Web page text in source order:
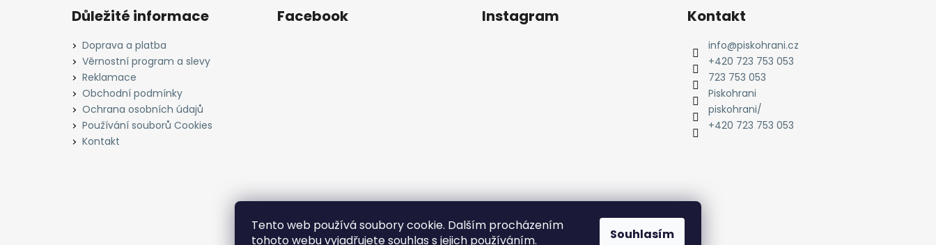
Tento web používá soubory cookie. Dalším procházením
tohoto webu vyjadřujete souhlas s jejich používáním.
Souhlasím
Důležité informace
Doprava a platba
Věrnostní program a slevy
Reklamace
Obchodní podmínky
Ochrana osobních údajů
Používání souborů Cookies
Kontakt
Facebook Instagram
Sledovat na Instagramu
Kontakt
info@piskohrani.cz
+420 723 753 053
723 753 053
Piskohrani
piskohrani/
+420 723 753 053